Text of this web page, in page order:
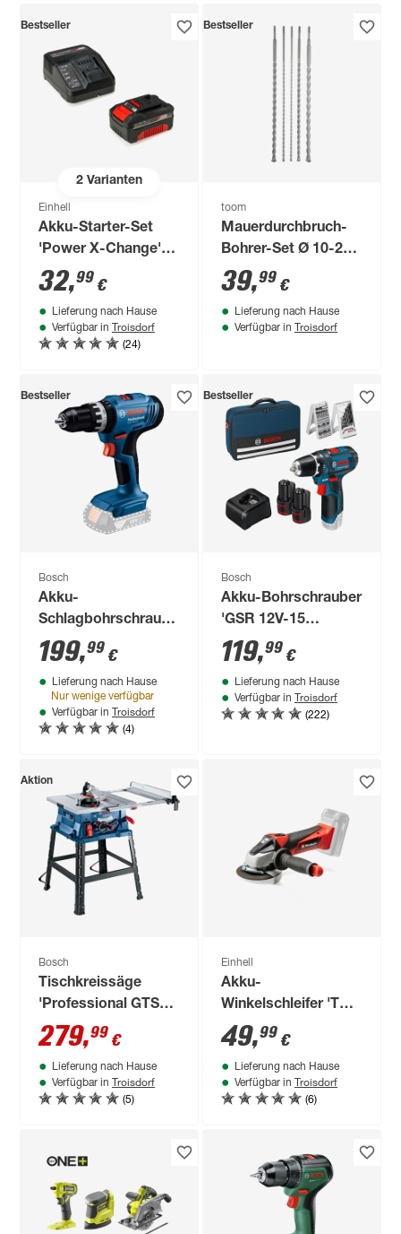
2Varianten
Bestseller
Einhell
Akku-Starter-Set
'Power X-Change'
Ladegerät und Akku
18 V, 4,0 Ah
32,99 €
Lieferung nach Hause
Verfügbar in Troisdorf
(24)
Bestseller
toom
Mauerdurchbruch-
Bohrer-Set Ø 10-25
x 600 mm 5-teilig
39,99 €
Lieferung nach Hause
Verfügbar in Troisdorf
Bestseller
Bosch
Akku-
Schlagbohrschrauber
'GSB 18V-25
Professional' 18 V
mit 2 x 18 V Akkus
und Ladegerät in L-
BOXX
199,99 €
Lieferung nach Hause
Nur wenige verfügbar
Verfügbar in Troisdorf
(4)
Bestseller
Bosch
Akku-Bohrschrauber
'GSR 12V-15
Professional' mit 2
Akkus, Tasche und
Zubehörset
119,99 €
Lieferung nach Hause
Verfügbar in Troisdorf
(222)
Aktion
Bosch
Tischkreissäge
'Professional GTS
254' 1800 W
279,99 €
Lieferung nach Hause
Verfügbar in Troisdorf
(5)
Einhell
Akku-
Winkelschleifer 'TE-
AG 18/115 Li - Solo'
49,99 €
Lieferung nach Hause
Verfügbar in Troisdorf
(6)